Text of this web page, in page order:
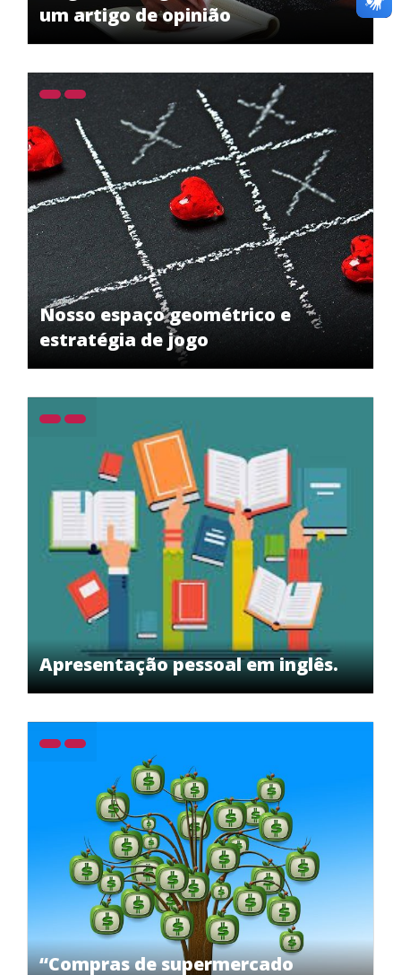
um artigo de opinião
Nosso espaço geométrico e
estratégia de jogo
Apresentação pessoal em inglês.
“Compras de supermercado